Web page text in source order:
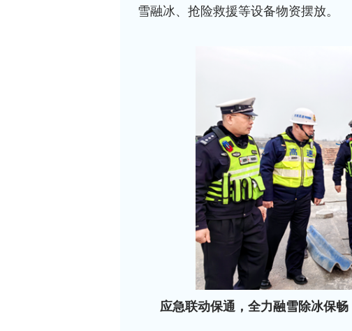
雪融冰、抢险救援等设备物资摆放。
应急联动保通，全力融雪除冰保畅